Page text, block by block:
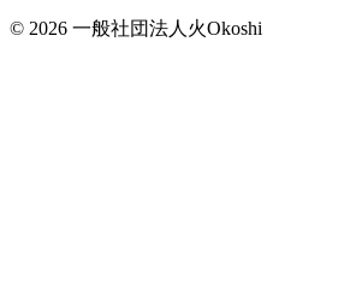
© 2026 一般社団法人火Okoshi